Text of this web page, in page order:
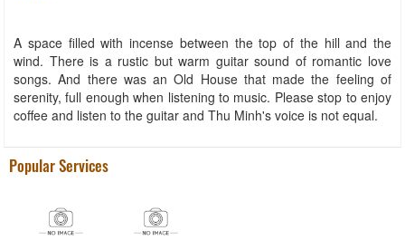
A space filled with incense between the top of the hill and the
wind. There is a rustic but warm guitar sound of romantic love
songs. And there was an Old House that made the feeling of
serenity, full enough when listening to music. Please stop to enjoy
coffee and listen to the guitar and Thu Minh's voice is not equal.
Popular Services